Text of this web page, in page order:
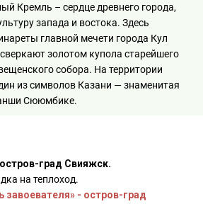
Кремль – сердце древнего города,
запада и востока. Здесь
главной мечети города Кул
золотом купола старейшего
собора. На территории
из символов Казани — знаменитая
Сююмбике.
остров-град Свияжск.
на теплоход.
завоевателя» - остров-град